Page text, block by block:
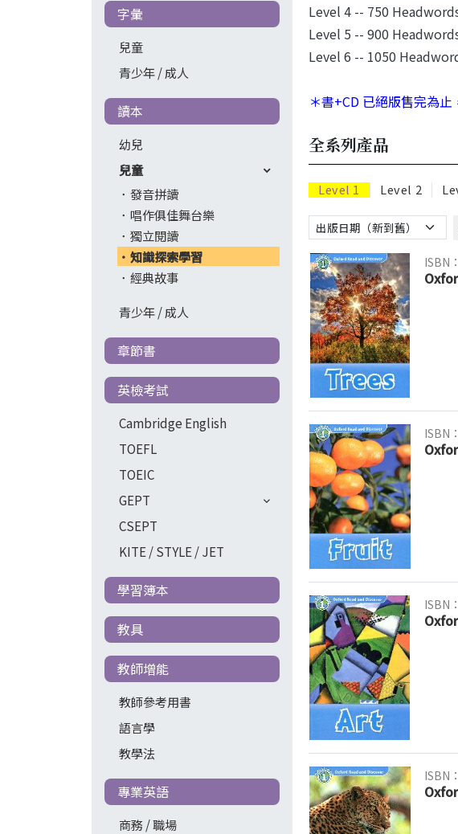
字彙
兒童
青少年 / 成人
讀本
幼兒
兒童
發音拼讀
唱作俱佳舞台樂
獨立閱讀
知識探索學習
經典故事
青少年 / 成人
章節書
英檢考試
Cambridge English
TOEFL
TOEIC
GEPT
CSEPT
KITE / STYLE / JET
學習簿本
教具
教師增能
教師參考用書
語言學
教學法
專業英語
商務 / 職場
Level 4 -- 750
Level 5 -- 900
Level 6 -- 1050
＊書+CD 已絕版售完為
全系列產品
Level 1 Level 2
ISBN
ISBN
ISBN
ISBN